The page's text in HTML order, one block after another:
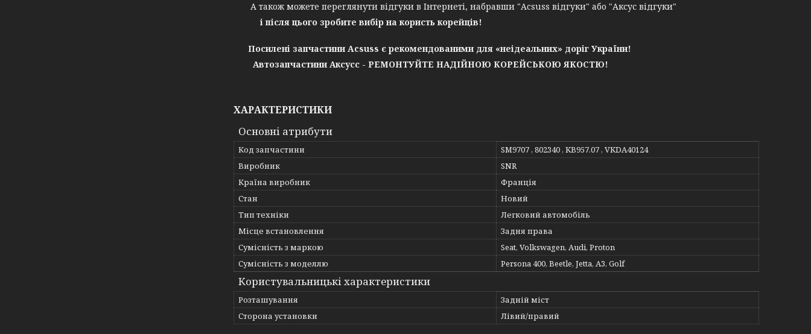
А також можете переглянути відгуки в Інтернеті, набравши "Acsuss відгуки" або "Аксус відгуки"
і після цього зробите вибір на користь корейців!
Посилені запчастини Acsuss є рекомендованими для «неідеальних» доріг України!
Автозапчастини Аксусс - РЕМОНТУЙТЕ НАДІЙНОЮ КОРЕЙСЬКОЮ ЯКОСТЮ!
ХАРАКТЕРИСТИКИ
Основні атрибути
Код запчастини
SM9707 , 802340 , KB957.07 , VKDA40124
Виробник
SNR
Країна виробник
Франція
Стан
Новий
Тип техніки
Легковий автомобіль
Місце встановлення
Задня права
Сумісність з маркою
Seat, Volkswagen, Audi, Proton
Сумісність з моделлю
Persona 400, Beetle, Jetta, A3, Golf
Користувальницькі характеристики
Розташування
Задній міст
Сторона установки
Лівий/правий